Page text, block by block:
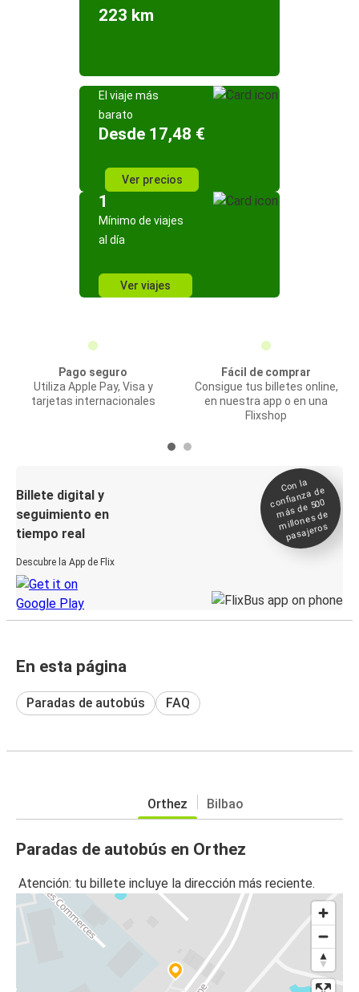
223 km
El viaje más
barato
Desde 17,48 €
Ver precios
1
Mínimo de viajes
al día
Ver viajes
Pago seguro
Utiliza Apple Pay, Visa y
tarjetas internacionales
Fácil de comprar
Consigue tus billetes online,
en nuestra app o en una
Flixshop
Billete digital y
seguimiento en
tiempo real
Descubre la App de Flix
Con la
confianza de
más de 500
millones de
pasajeros
En esta página
Paradas de autobús FAQ
Orthez Bilbao
Paradas de autobús en Orthez
Atención: tu billete incluye la dirección más reciente.